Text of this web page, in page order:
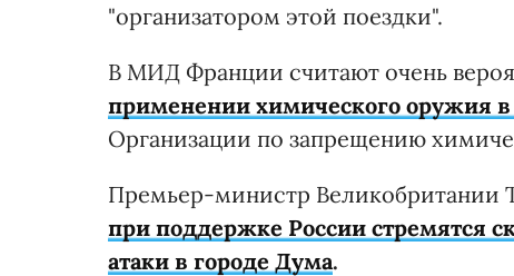
"организатором этой поездки".
В МИД Франции считают очень
применении химического оружия
Организации по запрещению
Премьер-министр Великобритании
при поддержке России стремятся
атаки в городе Дума.